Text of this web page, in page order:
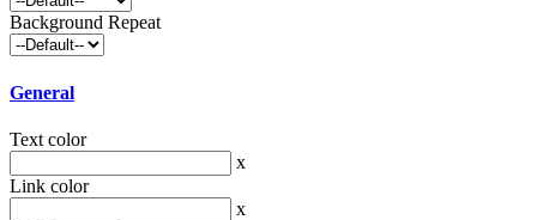
Background Repeat
General
Text color
x
Link color
x